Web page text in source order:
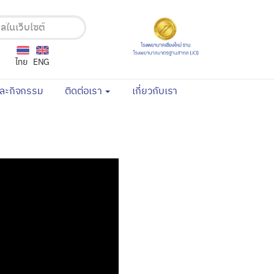
ENG
ไทย
ะกิจกรรม(current)ติดต่อเรา เกี่ยวกับเรา